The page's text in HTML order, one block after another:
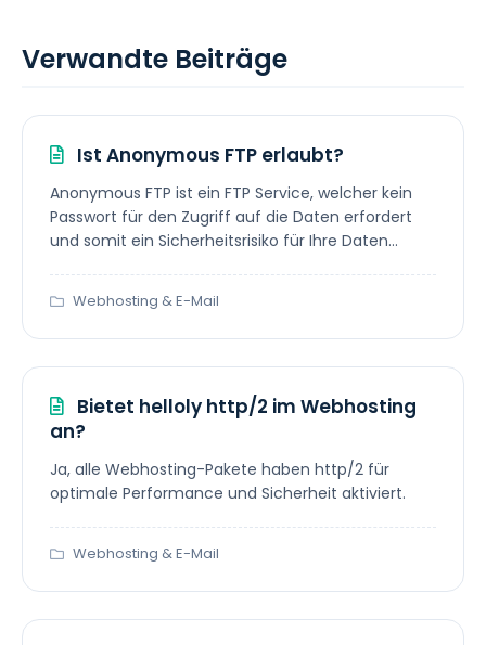
Verwandte Beiträge
Ist Anonymous FTP erlaubt?
Anonymous FTP ist ein FTP Service, welcher kein
Passwort für den Zugriff auf die Daten erfordert
und somit ein Sicherheitsrisiko für Ihre Daten...
Webhosting & E-Mail
Bietet helloly http/2 im Webhosting
an?
Ja, alle Webhosting-Pakete haben http/2 für
optimale Performance und Sicherheit aktiviert.
Webhosting & E-Mail